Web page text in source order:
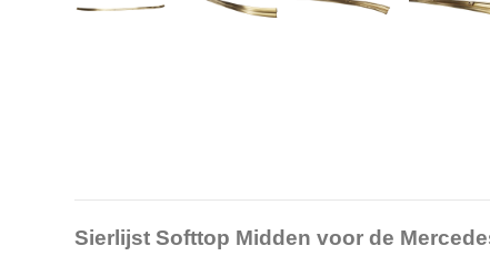
Sierlijst Softtop Midden voor de